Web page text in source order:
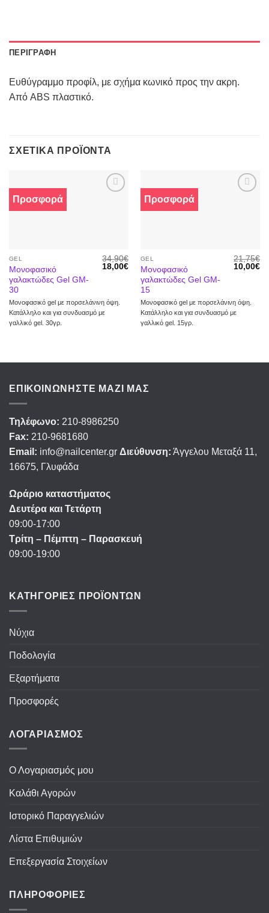
ΠΕΡΙΓΡΑΦΉ
Ευθύγραμμο προφίλ, με σχήμα κωνικό προς την ακρη.
Από ABS πλαστικό.
ΣΧΕΤΙΚΆ ΠΡΟΪΌΝΤΑ
Προσφορά
GEL
Μονοφασικό
γαλακτώδες Gel GM-
30
34,90€
18,00€
Μονοφασικό gel με πορσελάνινη όψη.
Κατάλληλο και για συνδυασμό με
γαλλικό gel. 30γρ.
Προσφορά
GEL
Μονοφασικό
γαλακτώδες Gel GM-
15
21,75€
10,00€
Μονοφασικό gel με πορσελάνινη όψη.
Κατάλληλο και για συνδυασμό με
γαλλικό gel. 15γρ.
ΕΠΙΚΟΙΝΩΝΉΣΤΕ ΜΑΖΊ ΜΑΣ
Τηλέφωνο: 210-8986250
Fax: 210-9681680
Email: info@nailcenter.gr Διεύθυνση: Άγγελου Μεταξά 11,
16675, Γλυφάδα
Ωράριο καταστήματος
Δευτέρα και Τετάρτη
09:00-17:00
Τρίτη – Πέμπτη – Παρασκευή
09:00-19:00
ΚΑΤΗΓΟΡΙΕΣ ΠΡΟΪΟΝΤΩΝ
Νύχια
Ποδολογία
Εξαρτήματα
Προσφορές
ΛΟΓΑΡΙΑΣΜΟΣ
Ο Λογαριασμός μου
Καλάθι Αγορών
Ιστορικό Παραγγελιών
Λίστα Επιθυμιών
Επεξεργασία Στοιχείων
ΠΛΗΡΟΦΟΡΙΕΣ